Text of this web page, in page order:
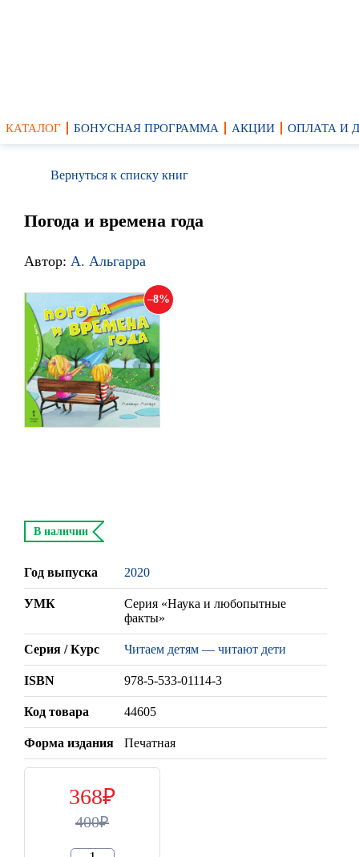
КАТАЛОГ БОНУСНАЯ ПРОГРАММА АКЦИИ ОПЛАТА И
Вернуться к списку книг
Погода и времена года
Автор: А. Альгарра
8
В наличии
Год выпуска 2020
УМК
Серия «Наука и любопытные
факты»
Серия / Курс Читаем детям — читают дети
ISBN 978-5-533-01114-3
Код товара 44605
Форма издания Печатная
368
400